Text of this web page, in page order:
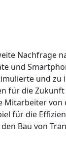
Nachfrage
und
und
für die
Mitarbeiter
für die
Bau von